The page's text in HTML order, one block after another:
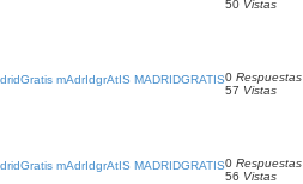
50 Vistas
mAdrIdgrAtIS MADRIDGRATIS0 Respuestas
57 Vistas
mAdrIdgrAtIS MADRIDGRATIS0 Respuestas
56 Vistas